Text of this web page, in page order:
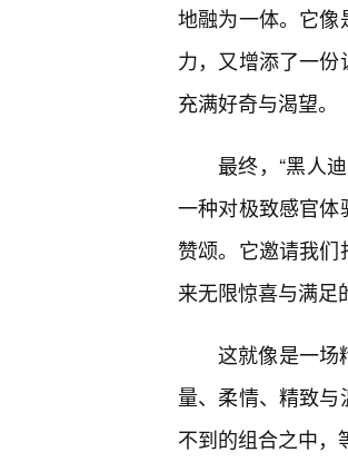
地融为一体。它
力，又增添了一
充满好奇与渴望。
最终，“黑人
一种对极致感官
赞颂。它邀请我
来无限惊喜与满足
这就像是一场
量、柔情、精致
不到的组合之中，